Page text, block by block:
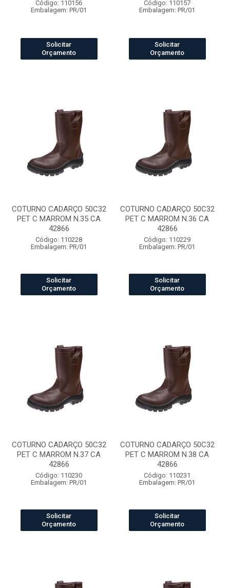
Código: 110156
Embalagem: PR/01
Solicitar
Orçamento
Código: 110157
Embalagem: PR/01
Solicitar
Orçamento
COTURNO CADARÇO 50C32
PET C MARROM N.35 CA
42866
Código: 110228
Embalagem: PR/01
Solicitar
Orçamento
COTURNO CADARÇO 50C32
PET C MARROM N.36 CA
42866
Código: 110229
Embalagem: PR/01
Solicitar
Orçamento
COTURNO CADARÇO 50C32
PET C MARROM N.37 CA
42866
Código: 110230
Embalagem: PR/01
Solicitar
Orçamento
COTURNO CADARÇO 50C32
PET C MARROM N.38 CA
42866
Código: 110231
Embalagem: PR/01
Solicitar
Orçamento